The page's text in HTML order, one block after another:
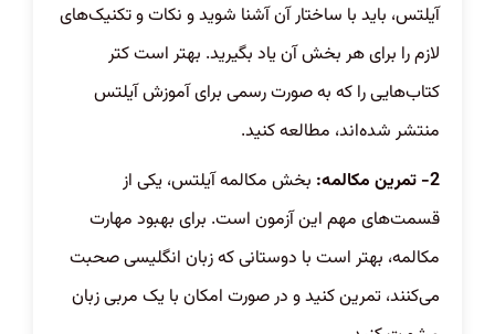
آیلتس، باید با ساختار آن آشنا شوید و نکات و تکنیک‌های
لازم را برای هر بخش آن یاد بگیرید. بهتر است کتر
کتاب‌هایی را که به صورت رسمی برای آموزش آیلتس
منتشر شده‌اند، مطالعه کنید.
2- تمرین مکالمه:
بخش مکالمه آیلتس، یکی از
قسمت‌های مهم این آزمون است. برای بهبود مهارت
مکالمه، بهتر است با دوستانی که زبان انگلیسی صحبت
می‌کنند، تمرین کنید و در صورت امکان با یک مربی زبان